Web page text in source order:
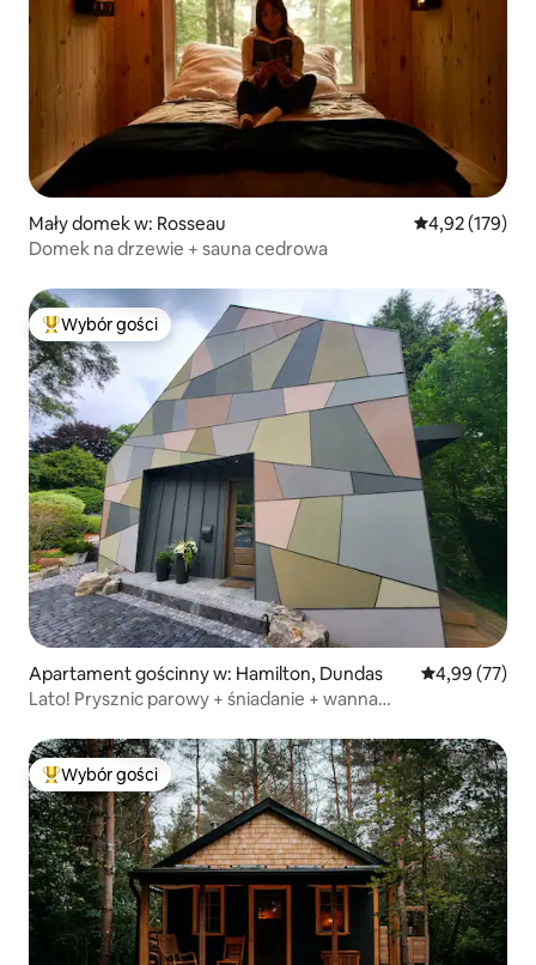
Mały domek w: Rosseau Średnia
4,92 (179)
Domek na drzewie + sauna cedrowa
Najpopularniejsze z kategorii Wybór gości
Wybór gości
Apartament gościnny w: Hamilton, Dundas Średnia
4,99 (77)
Lato! Prysznic parowy + śniadanie + wanna
Najpopularniejsze z kategorii Wybór gości
Wybór gości